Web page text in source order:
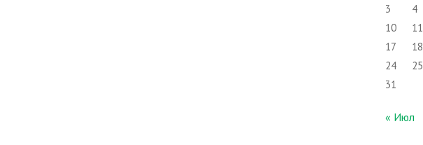
3
4
10
11
17
18
24
25
31
« Июл